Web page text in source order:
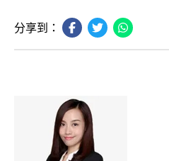
分享到：